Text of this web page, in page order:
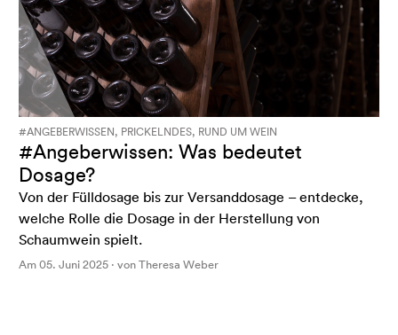
#ANGEBERWISSEN, PRICKELNDES, RUND UM WEIN
#Angeberwissen: Was bedeutet
Dosage?
Von der Fülldosage bis zur Versanddosage – entdecke,
welche Rolle die Dosage in der Herstellung von
Schaumwein spielt.
Am 05. Juni 2025 · von Theresa Weber